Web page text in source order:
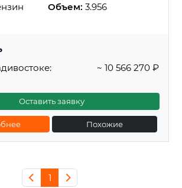
Объем: 3.956
~ 10 566 270 ₽
Оставить заявку
Похожие
1